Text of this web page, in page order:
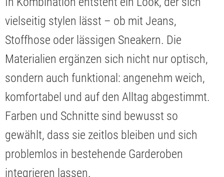
vielseitig stylen lässt – ob mit Jeans,
Stoffhose oder lässigen Sneakern. Die
Materialien ergänzen sich nicht nur optisch,
sondern auch funktional: angenehm weich,
komfortabel und auf den Alltag abgestimmt.
Farben und Schnitte sind bewusst so
gewählt, dass sie zeitlos bleiben und sich
problemlos in bestehende Garderoben
integrieren lassen.